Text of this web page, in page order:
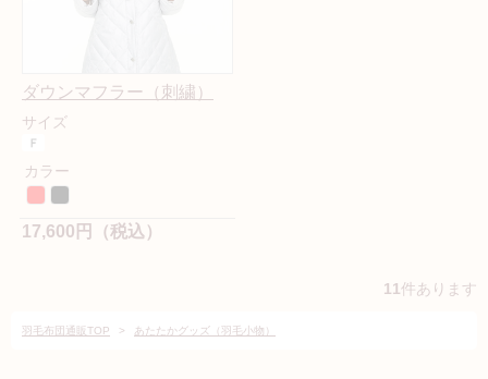
ダウンマフラー（刺繍）
サイズ
カラー
17,600円（税込）
11 件あります
羽毛布団通販TOP > あたたかグッズ（羽毛小物）